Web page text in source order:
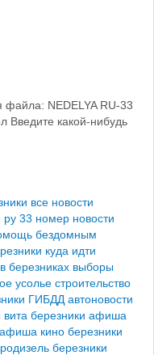
NEDELYA RU-33
Введите какой-нибудь
все новости
ру 33 номер новости
бездомным
куда идти
березниках выборы
усолье строительство
ГИБДД автоновости
вита березники афиша
афиша кино березники
березники